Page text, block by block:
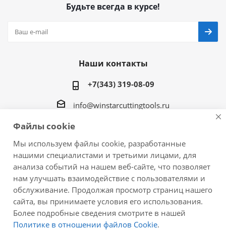
Будьте всегда в курсе!
Наши контакты
+7(343) 319-08-09
info@winstarcuttingtools.ru
г.Екатеринбург ул. Фурманова 109, офис 604
2026 © Winstar Cutting Technologies Corp. - интернет-
магазин металлорежущего инструмента
Файлы cookie
Мы используем файлы cookie, разработанные
нашими специалистами и третьими лицами, для
анализа событий на нашем веб-сайте, что позволяет
нам улучшать взаимодействие с пользователями и
обслуживание. Продолжая просмотр страниц нашего
сайта, вы принимаете условия его использования.
Более подробные сведения смотрите в нашей
Политике в отношении файлов Cookie.